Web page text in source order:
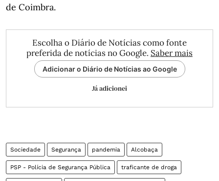
de Coimbra.
Escolha o Diário de Notícias como fonte
preferida de notícias no Google. Saber mais
Adicionar o Diário de Notícias ao Google
Já adicionei
Sociedade Segurança pandemia Alcobaça
PSP - Polícia de Segurança Pública traficante de droga